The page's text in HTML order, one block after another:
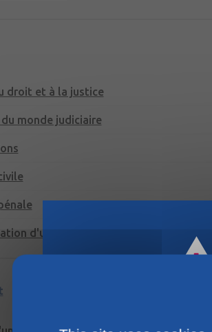
droit et à la justice
monde judiciaire
d'un jugement